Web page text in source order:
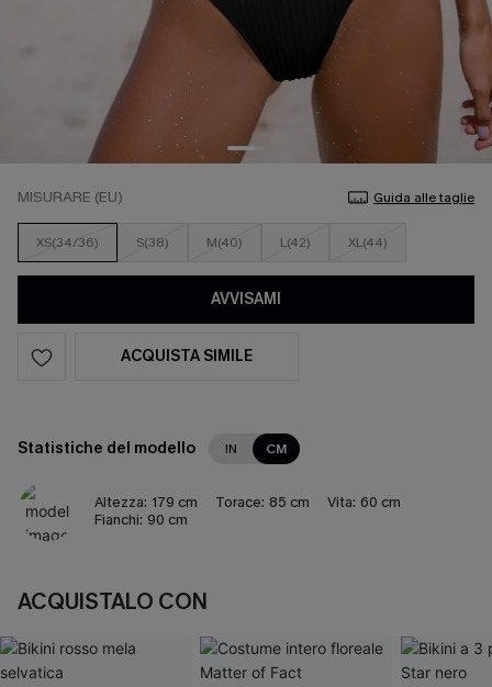
MISURARE (EU) Guida alle taglie
XS(34/36) S(38) M(40) L(42) XL(44)
AVVISAMI
ACQUISTA SIMILE
Statistiche del modello IN CM
Altezza: 179 cm Torace: 85 cm Vita: 60 cm
Fianchi: 90 cm
ACQUISTALO CON